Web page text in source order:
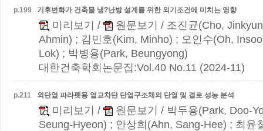
p.199 기후변화가 건축물 냉?난방 설계를 위한 외기조건에 미치는 영향
미리보기 / 원문보기
/ 조진균(Cho,
Ahmin) ; 김민호(Kim, Minho) ; 오인수(Oh,
Lok) ; 박병용(Park, Beungyong)
대한건축학회논문집:Vol.40 No.11 (2024-11)
p.211 외단열 파라펫용 열교차단 단열구조체의 단열 및 결로 성능 분석
미리보기 / 원문보기
/ 박두용(Park, Doo-
Seung-Hyeon) ; 안상희(Ahn, Sang-Hee) ; 최윤